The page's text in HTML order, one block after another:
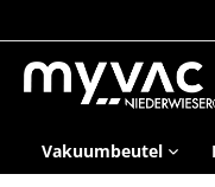
Vakuumbeutel